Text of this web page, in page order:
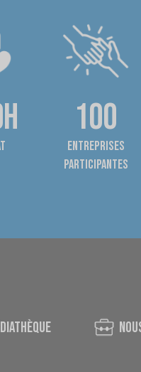
100
entreprises
participantes